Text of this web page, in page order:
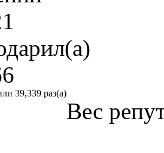
39,339 раз(а)
Вес